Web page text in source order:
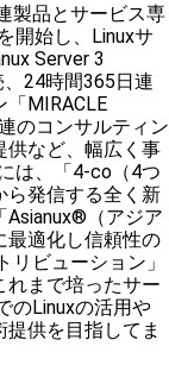
製品とサービス専
開始し、Linuxサ
Server 3
、24時間365日連
MIRACLE
のコンサルティン
供など、幅広く事
は、「4-co（4つ
ら発信する全く新
Asianux®（アジア
最適化し信頼性の
ビューション」
れまで培ったサー
のLinuxの活用や
供を目指してま